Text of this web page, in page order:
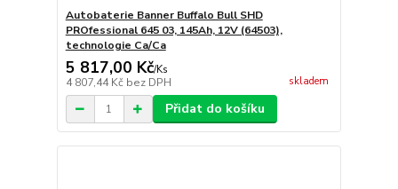
Autobaterie Banner Buffalo Bull SHD
PROfessional 645 03, 145Ah, 12V (64503),
technologie Ca/Ca
5 817,00 Kč/Ks
4 807,44 Kč bez DPH skladem
Přidat do košíku